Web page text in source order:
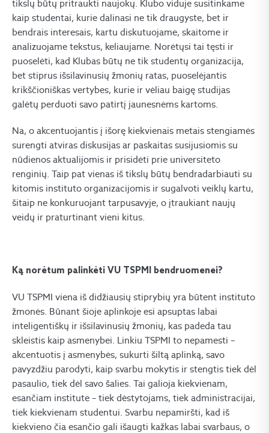
tikslų būtų pritraukti naujokų. Klubo viduje susitinkame
kaip studentai, kurie dalinasi ne tik draugyste, bet ir
bendrais interesais, kartu diskutuojame, skaitome ir
analizuojame tekstus, keliaujame. Norėtųsi tai tęsti ir
puoselėti, kad Klubas būtų ne tik studentų organizacija,
bet stiprus išsilavinusių žmonių ratas, puoselėjantis
krikščioniškas vertybes, kurie ir vėliau baigę studijas
galėtų perduoti savo patirtį jaunesnėms kartoms.
Na, o akcentuojantis į išorę kiekvienais metais stengiamės
surengti atviras diskusijas ar paskaitas susijusiomis su
nūdienos aktualijomis ir prisidėti prie universiteto
renginių. Taip pat vienas iš tikslų būtų bendradarbiauti su
kitomis instituto organizacijomis ir sugalvoti veiklų kartu,
šitaip ne konkuruojant tarpusavyje, o įtraukiant naujų
veidų ir praturtinant vieni kitus.
Ką norėtum palinkėti VU TSPMI bendruomenei?
VU TSPMI viena iš didžiausių stiprybių yra būtent instituto
žmonės. Būnant šioje aplinkoje esi apsuptas labai
inteligentiškų ir išsilavinusių žmonių, kas padeda tau
skleistis kaip asmenybei. Linkiu TSPMI to nepamesti –
akcentuotis į asmenybės, sukurti šiltą aplinką, savo
pavyzdžiu parodyti, kaip svarbu mokytis ir stengtis tiek dėl
pasaulio, tiek dėl savo šalies. Tai galioja kiekvienam,
esančiam institute – tiek dėstytojams, tiek administracijai,
tiek kiekvienam studentui. Svarbu nepamiršti, kad iš
kiekvieno čia esančio gali išaugti kažkas labai svarbaus, o